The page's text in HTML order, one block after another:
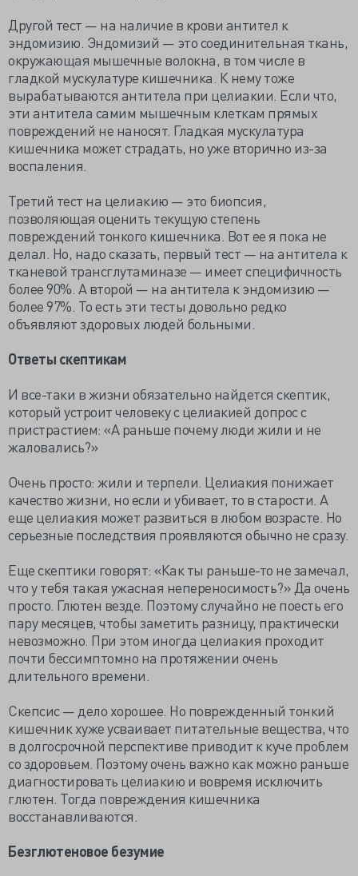
Другой тест — на наличие в крови антител к
эндомизию. Эндомизий — это соединительная ткань,
окружающая мышечные волокна, в том числе в
гладкой мускулатуре кишечника. К нему тоже
вырабатываются антитела при целиакии. Если что,
эти антитела самим мышечным клеткам прямых
повреждений не наносят. Гладкая мускулатура
кишечника может страдать, но уже вторично из-за
воспаления.
Третий тест на целиакию — это биопсия,
позволяющая оценить текущую степень
повреждений тонкого кишечника. Вот ее я пока не
делал. Но, надо сказать, первый тест — на антитела к
тканевой трансглутаминазе — имеет специфичность
более 90%. А второй — на антитела к эндомизию —
более 97%. То есть эти тесты довольно редко
объявляют здоровых людей больными.
Ответы скептикам
И все-таки в жизни обязательно найдется скептик,
который устроит человеку с целиакией допрос с
пристрастием: «А раньше почему люди жили и не
жаловались?»
Очень просто: жили и терпели. Целиакия понижает
качество жизни, но если и убивает, то в старости. А
еще целиакия может развиться в любом возрасте. Но
серьезные последствия проявляются обычно не сразу.
Еще скептики говорят: «Как ты раньше-то не замечал,
что у тебя такая ужасная непереносимость?» Да очень
просто. Глютен везде. Поэтому случайно не поесть его
пару месяцев, чтобы заметить разницу, практически
невозможно. При этом иногда целиакия проходит
почти бессимптомно на протяжении очень
длительного времени.
Скепсис — дело хорошее. Но поврежденный тонкий
кишечник хуже усваивает питательные вещества, что
в долгосрочной перспективе приводит к куче проблем
со здоровьем. Поэтому очень важно как можно раньше
диагностировать целиакию и вовремя исключить
глютен. Тогда повреждения кишечника
восстанавливаются.
Безглютеновое безумие